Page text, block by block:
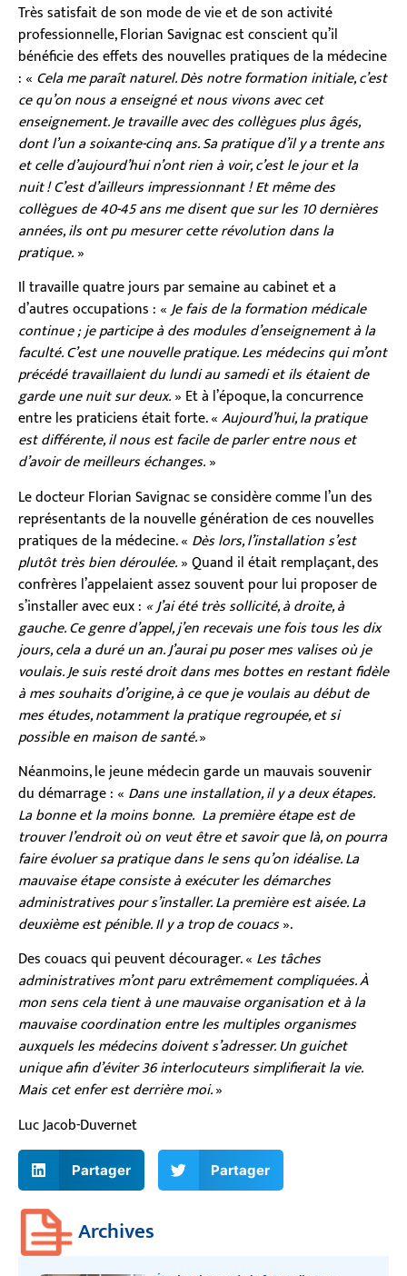
Très satisfait de son mode de vie et de son activité
professionnelle, Florian Savignac est conscient qu’il
bénéficie des effets des nouvelles pratiques de la médecine
: « Cela me paraît naturel. Dès notre formation initiale, c’est
ce qu’on nous a enseigné et nous vivons avec cet
enseignement. Je travaille avec des collègues plus âgés,
dont l’un a soixante-cinq ans. Sa pratique d’il y a trente ans
et celle d’aujourd’hui n’ont rien à voir, c’est le jour et la
nuit! C’est d’ailleurs impressionnant ! Et même des
collègues de 40-45 ans me disent que sur les 10 dernières
années, ils ont pu mesurer cette révolution dans la
pratique.»
Il travaille quatre jours par semaine au cabinet et a
d’autres occupations : «Je fais de la formation médicale
continue ; je participe à des modules d’enseignement à la
faculté. C’est une nouvelle pratique. Les médecins qui m’ont
précédé travaillaient du lundi au samedi et ils étaient de
garde une nuit sur deux.» Et à l’époque, la concurrence
entre les praticiens était forte. «Aujourd’hui, la pratique
est différente, il nous est facile de parler entre nous et
d’avoir de meilleurs échanges.»
Le docteur Florian Savignac se considère comme l’un des
représentants de la nouvelle génération de ces nouvelles
pratiques de la médecine. « Dès lors, l’installation s’est
plutôt très bien déroulée.» Quand il était remplaçant, des
confrères l’appelaient assez souvent pour lui proposer de
s’installer avec eux : « J’ai été très sollicité, à droite, à
gauche. Ce genre d’appel, j’en recevais une fois tous les dix
jours, cela a duré un an. J’aurai pu poser mes valises où je
voulais. Je suis resté droit dans mes bottes en restant fidèle
à mes souhaits d’origine, à ce que je voulais au début de
mes études, notamment la pratique regroupée, et si
possible en maison de santé.»
Néanmoins, le jeune médecin garde un mauvais souvenir
du démarrage : « Dans une installation, il y a deux étapes.
La bonne et la moins bonne. La première étape est de
trouver l’endroit où on veut être et savoir que là, on pourra
faire évoluer sa pratique dans le sens qu’on idéalise. La
mauvaise étape consiste à exécuter les démarches
administratives pour s’installer. La première est aisée. La
deuxième est pénible. Il y a trop de couacs».
Des couacs qui peuvent décourager. « Les tâches
administratives m’ont paru extrêmement compliquées. À
mon sens cela tient à une mauvaise organisation et à la
mauvaise coordination entre les multiples organismes
auxquels les médecins doivent s’adresser. Un guichet
unique afin d’éviter 36 interlocuteurs simplifierait la vie.
Mais cet enfer est derrière moi.»
Luc Jacob-Duvernet
Partager Partager
Archives